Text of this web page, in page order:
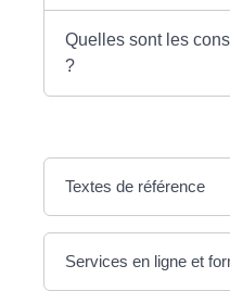
Quelles sont les
?
Textes de référence
Services en ligne et